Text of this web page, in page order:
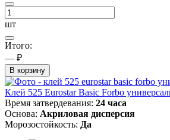
шт
Итого:
— ₽
В корзину
Клей 525 Eurostar Basic Forbo
Время затвердевания: 24 часа
Основа: Акриловая дисперсия
Морозостойкость: Да